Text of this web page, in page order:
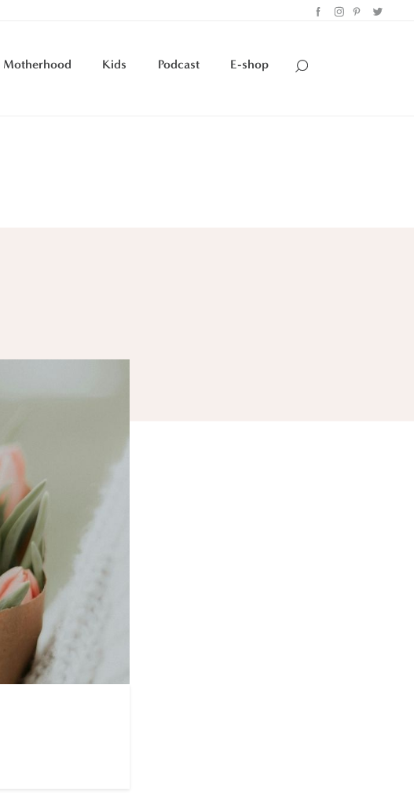
Motherhood Kids Podcast E-shop